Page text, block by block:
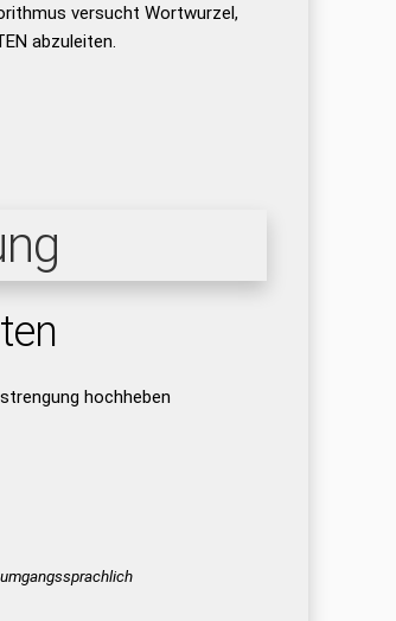
versucht Wortwurzel,
abzuleiten.
hochheben